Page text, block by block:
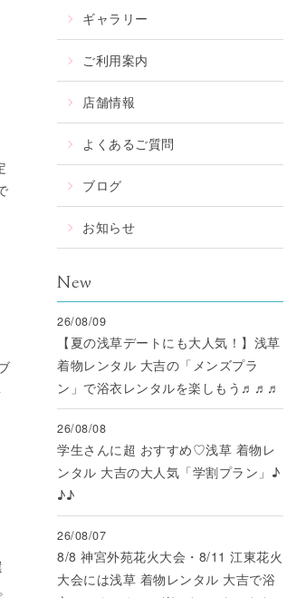
ギャラリー
ご利用案内
店舗情報
よくあるご質問
ブログ
お知らせ
New
26/08/09
【夏の浅草デートにも大人気！】浅草
着物レンタル 大吉の「メンズプラ
ン」で浴衣レンタルを楽しもう♬♬♬
26/08/08
学生さんに超 おすすめ♡浅草 着物レ
ンタル 大吉の大人気「学割プラン」♪
♪♪
26/08/07
8/8 神宮外苑花火大会・8/11 江東花火
大会には浅草 着物レンタル 大吉で浴